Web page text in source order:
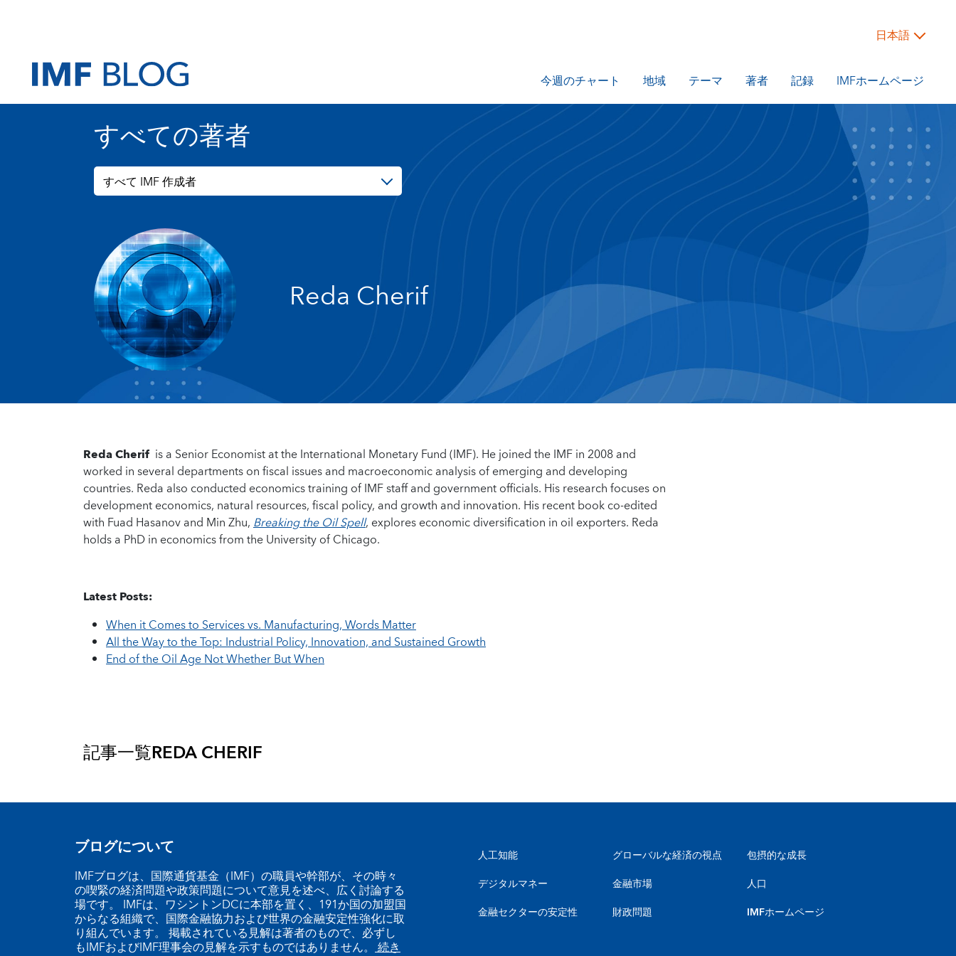
日本語
今週のチャート 地域 テーマ 著者 記録 IMFホームページ
すべての著者
すべて IMF 作成者
Reda Cherif
Reda Cherif is a Senior Economist at the International Monetary Fund (IMF). He joined the IMF in 2008 and
worked in several departments on fiscal issues and macroeconomic analysis of emerging and developing
countries. Reda also conducted economics training of IMF staff and government officials. His research focuses on
development economics, natural resources, fiscal policy, and growth and innovation. His recent book co-edited
with Fuad Hasanov and Min Zhu,Breaking the Oil Spell, explores economic diversification in oil exporters. Reda
holds a PhD in economics from the University of Chicago.
Latest Posts:
When it Comes to Services vs. Manufacturing, Words Matter
All the Way to the Top: Industrial Policy, Innovation, and Sustained Growth
End of the Oil Age Not Whether But When
記事一覧REDA CHERIF
ブログについて
IMFブログは、国際通貨基金（IMF）の職員や幹部が、その時々
の喫緊の経済問題や政策問題について意見を述べ、広く討論する
場です。 IMFは、ワシントンDCに本部を置く、191か国の加盟国
からなる組織で、国際金融協力および世界の金融安定性強化に取
り組んでいます。 掲載されている見解は著者のもので、必ずし
もIMFおよびIMF理事会の見解を示すものではありません。 続き
人工知能
デジタルマネー
金融セクターの安定性
グローバルな経済の視点
金融市場
財政問題
包摂的な成長
人口
IMFホームページ